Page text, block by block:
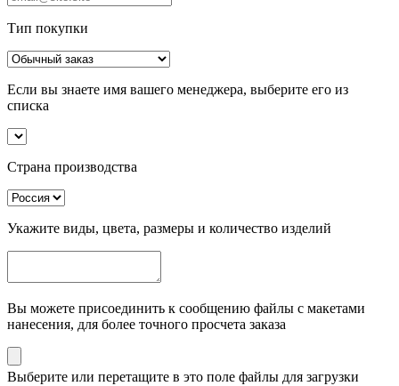
Тип покупки
Если вы знаете имя вашего менеджера, выберите его из
списка
Страна производства
Укажите виды, цвета, размеры и количество изделий
Вы можете присоединить к сообщению файлы с макетами
нанесения, для более точного просчета заказа
Выберите или перетащите в это поле файлы для загрузки